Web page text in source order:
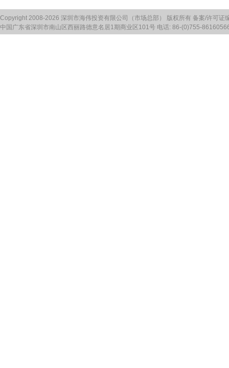
Copyright 2008-2026 深圳市海伟投资有限公司（市场总部） 版权所有 备案/许可证
中国广东省深圳市南山区西丽路德意名居1期商业区101号 电话: 86-(0)755-